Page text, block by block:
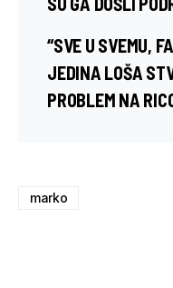
“SVE U SVEMU,
JEDINA LOŠA
PROBLEM NA
marko